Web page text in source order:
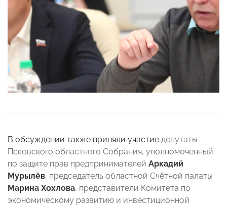
В обсуждении также приняли участие депутаты
Псковского областного Собрания, уполномоченный
по защите прав предпринимателей Аркадий
Мурылёв, председатель областной Счётной палаты
Марина Хохлова, представители Комитета по
экономическому развитию и инвестиционной